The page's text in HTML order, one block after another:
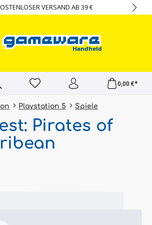
VERSAND AB 39 €
0,00 €*
Playstation 5 Spiele
Pirates of